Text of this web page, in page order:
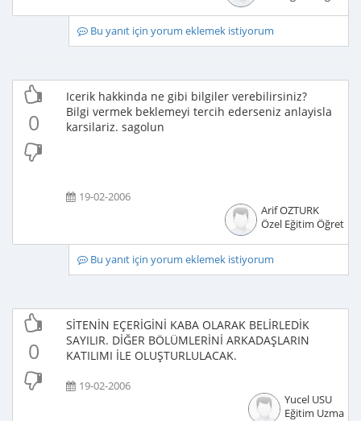
Bu yanıt için yorum eklemek istiyorum
0
Icerik hakkinda ne gibi bilgiler verebilirsiniz?
Bilgi vermek beklemeyi tercih ederseniz anlayisla
karsilariz. sagolun
19-02-2006
Arif OZTURK
Özel Eğitim
Bu yanıt için yorum eklemek istiyorum
0
SİTENİN EÇERİGİNİ KABA OLARAK BELİRLEDİK
SAYILIR. DİĞER BÖLÜMLERİNİ ARKADAŞLARIN
KATILIMI İLE OLUŞTURLULACAK.
19-02-2006
Yucel USU
Eğitim Uzmanı